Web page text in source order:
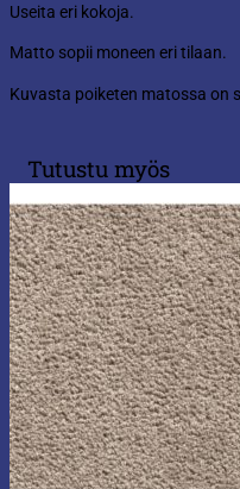
Useita eri kokoja.
Matto sopii moneen eri tilaan.
Kuvasta poiketen matossa on
Tutustu myös